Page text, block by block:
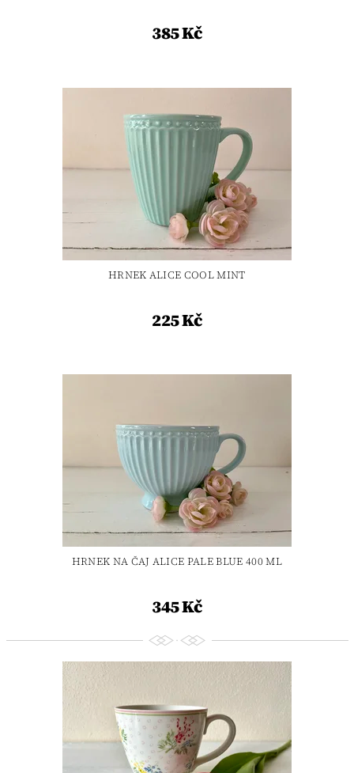
385 Kč
HRNEK ALICE COOL MINT
225 Kč
HRNEK NA ČAJ ALICE PALE BLUE 400 ML
345 Kč